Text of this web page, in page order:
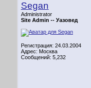
Segan
Administrator
Site Admin -- Уазовед
Регистрация: 24.03.2004
Адрес: Москва
Сообщений: 5,232